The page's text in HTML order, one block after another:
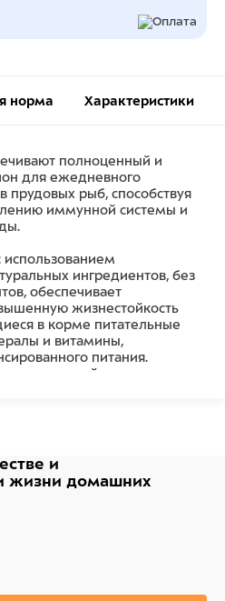
норма Характеристики
полноценный и
для ежедневного
рыб, способствуя
иммунной системы и
использованием
ингредиентов, без
обеспечивает
жизнестойкость
в корме питательные
и витамины,
питания.
водой, а питательные
и быстро размягчаемая
развитие
и прозрачность воды в
и
жизни домашних